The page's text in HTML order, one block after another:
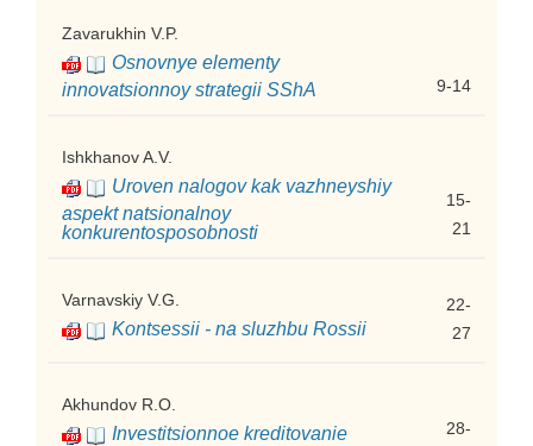
Zavarukhin V.P.
Osnovnye elementy
innovatsionnoy strategii SShA
9-14
Ishkhanov A.V.
Uroven nalogov kak vazhneyshiy
aspekt natsionalnoy
konkurentosposobnosti
15-
21
Varnavskiy V.G.
Kontsessii - na sluzhbu Rossii
22-
27
Akhundov R.O.
Investitsionnoe kreditovanie
28-